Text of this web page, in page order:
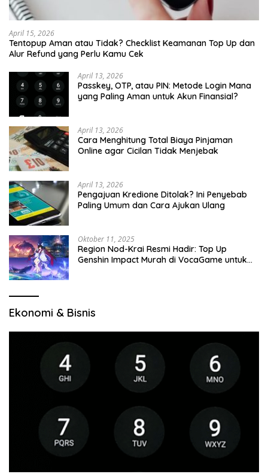
April 15, 2026
Tentopup Aman atau Tidak? Checklist Keamanan Top Up dan
Alur Refund yang Perlu Kamu Cek
April 13, 2026
Passkey, OTP, atau PIN: Metode Login Mana
yang Paling Aman untuk Akun Finansial?
April 13, 2026
Cara Menghitung Total Biaya Pinjaman
Online agar Cicilan Tidak Menjebak
April 13, 2026
Pengajuan Kredione Ditolak? Ini Penyebab
Paling Umum dan Cara Ajukan Ulang
Oktober 11, 2025
Region Nod-Krai Resmi Hadir: Top Up
Genshin Impact Murah di VocaGame untuk
Ekonomi & Bisnis